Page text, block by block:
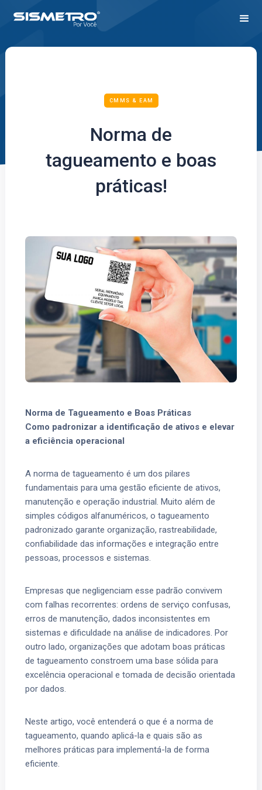
CMMS & EAM
Norma de
tagueamento e boas
práticas!
Norma de Tagueamento e Boas Práticas
Como padronizar a identificação de ativos e elevar
a eficiência operacional
A norma de tagueamento é um dos pilares
fundamentais para uma gestão eficiente de ativos,
manutenção e operação industrial. Muito além de
simples códigos alfanuméricos, o tagueamento
padronizado garante organização, rastreabilidade,
confiabilidade das informações e integração entre
pessoas, processos e sistemas.
Empresas que negligenciam esse padrão convivem
com falhas recorrentes: ordens de serviço confusas,
erros de manutenção, dados inconsistentes em
sistemas e dificuldade na análise de indicadores. Por
outro lado, organizações que adotam boas práticas
de tagueamento constroem uma base sólida para
excelência operacional e tomada de decisão orientada
por dados.
Neste artigo, você entenderá o que é a norma de
tagueamento, quando aplicá-la e quais são as
melhores práticas para implementá-la de forma
eficiente.